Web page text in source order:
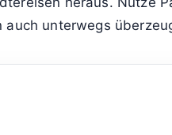
auch unterwegs